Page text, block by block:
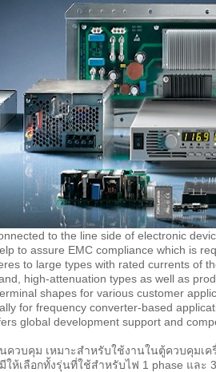
to the line side of electronic
to assure EMC compliance which is
to large types with rated currents of
high-attenuation types as well as
shapes for various customer
for frequency converter-based
global development support and
วบคุม เหมาะสำหรับใช้งานในตู้ควบคุมเ
เลือกทั้งรุ่นที่ใช้สำหรับไฟ 1 phase และ